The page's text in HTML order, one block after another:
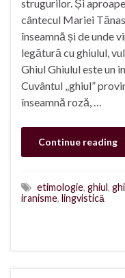
strugurilor. Și
cântecul Mariei
înseamnă și de unde
legătură cu ghiulul,
Ghiul Ghiulul este un
Cuvântul „ghiul”
înseamnă roză, …
Continue reading
etimologie, ghiul,
iranisme, lingvistică